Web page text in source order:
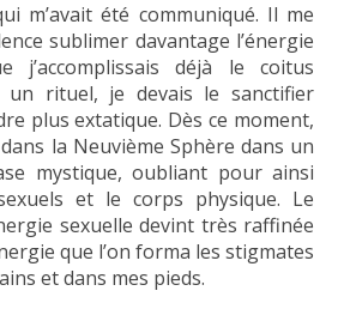
m’avait été communiqué. Il me
sublimer davantage l’énergie
j’accomplissais déjà le coitus
un rituel, je devais le sanctifier
plus extatique. Dès ce moment,
la Neuvième Sphère dans un
mystique, oubliant pour ainsi
et le corps physique. Le
sexuelle devint très raffinée
que l’on forma les stigmates
et dans mes pieds.